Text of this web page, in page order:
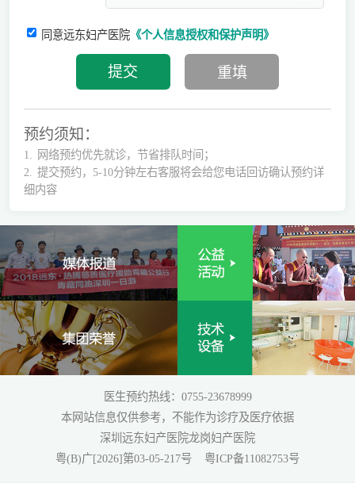
同意远东妇产医院《个人信息授权和保护声明》
预约须知：
1.
网络预约优先就诊，节省排队时间；
2.
提交预约，5-10分钟左右客服将会给您电话回访确认预约详
细内容
医生预约热线：0755-23678999
本网站信息仅供参考，不能作为诊疗及医疗依据
深圳远东妇产医院龙岗妇产医院
粤(B)广[2026]第03-05-217号
粤ICP备11082753号